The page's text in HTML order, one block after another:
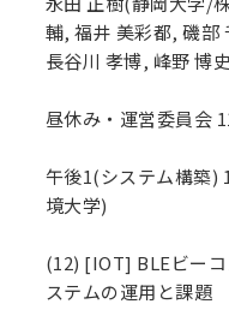
輔, 福井 美彩都, 磯部
長谷川 孝博, 峰野 博
昼休み・運営委員会
午後1(システム構築)
境大学)
(12) [IOT] BLEビー
ステムの運用と課題